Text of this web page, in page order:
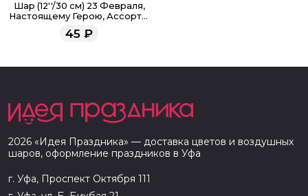
Шар (12''/30 см) 23 Февраля,
Настоящему Герою, Ассорти,
пастель, 2 ст
45 ₽
2026 «Идея Праздника» — доставка цветов и воздушных
шаров, оформление праздников в Уфа
г. Уфа, Проспект Октября 111